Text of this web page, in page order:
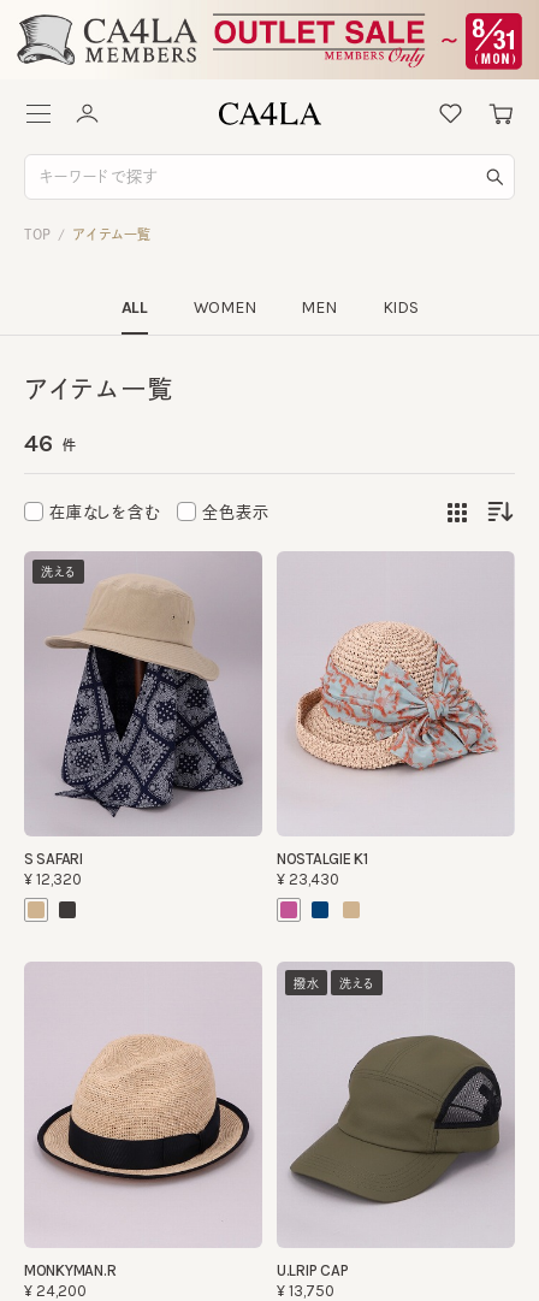
TOP / アイテム一覧
ALL WOMEN MEN KIDS
アイテム一覧
46 件
在庫なしを含む 全色表示
洗える
S SAFARI
¥12,320
NOSTALGIE K1
¥23,430
MONKYMAN.R
¥24,200
撥水 洗える
U.LRIP CAP
¥13,750